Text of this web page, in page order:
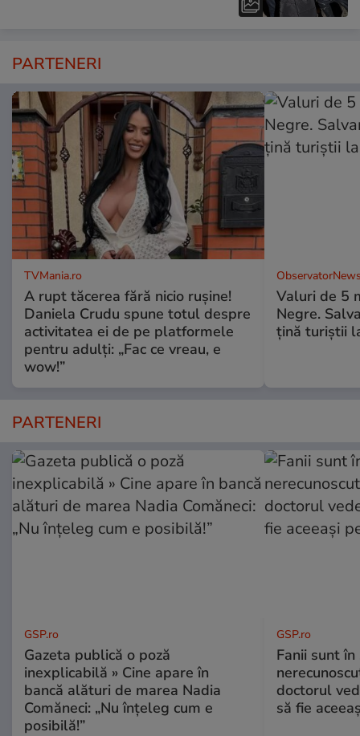
PARTENERI
TVMania.ro
A rupt tăcerea fără nicio rușine!
Daniela Crudu spune totul despre
activitatea ei de pe platformele
pentru adulți: „Fac ce vreau, e
wow!”
Valuri de 5
Negre.
ţină turiştii
PARTENERI
GSP.ro
Gazeta publică o poză
inexplicabilă » Cine apare în
bancă alături de marea Nadia
Comăneci: „Nu înțeleg cum e
posibilă!”
GSP.ro
Fanii sunt în
doctorul
să fie